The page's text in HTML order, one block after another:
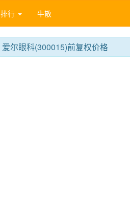
排行 牛散
爱尔眼科(300015)前复权价格